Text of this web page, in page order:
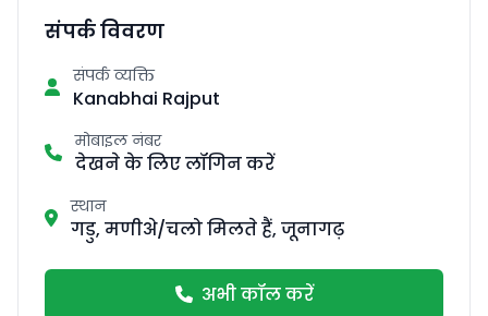
संपर्क विवरण
संपर्क व्यक्ति
Kanabhai Rajput
मोबाइल नंबर
देखने के लिए लॉगिन करें
स्थान
गडु, मणीअे/चलो मिलते हैं, जूनागढ़
अभी कॉल करें